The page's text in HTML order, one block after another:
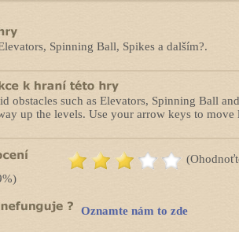
Spinning Ball, Spikes a dalším?.
obstacles such as Elevators, Spinning Ball
up the levels. Use your arrow keys to move
Oznamte nám to zde